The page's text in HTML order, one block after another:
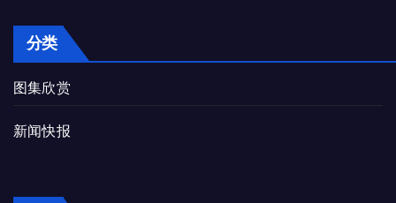
分类
图集欣赏
新闻快报